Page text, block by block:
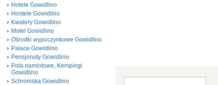
Hotele Gowidlino
Hostele Gowidlino
Kwatery Gowidlino
Motel Gowidlino
Ośrodki wypoczynkowe Gowidlino
Pałace Gowidlino
Pensjonaty Gowidlino
Pola namiotowe, Kempingi
Gowidlino
Schroniska Gowidlino